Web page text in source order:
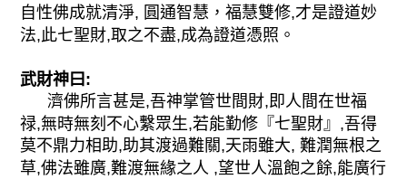
自性佛成就清淨, 圓通智慧，福慧雙修,才是證道妙
法,此七聖財,取之不盡,成為證道憑照。
武財神曰:
濟佛所言甚是,吾神掌管世間財,即人間在世福
禄,無時無刻不心繫眾生,若能勤修『七聖財』,吾得
莫不鼎力相助,助其渡過難關,天雨雖大, 難潤無根之
草,佛法雖廣,難渡無緣之人 ,望世人溫飽之餘,能廣行